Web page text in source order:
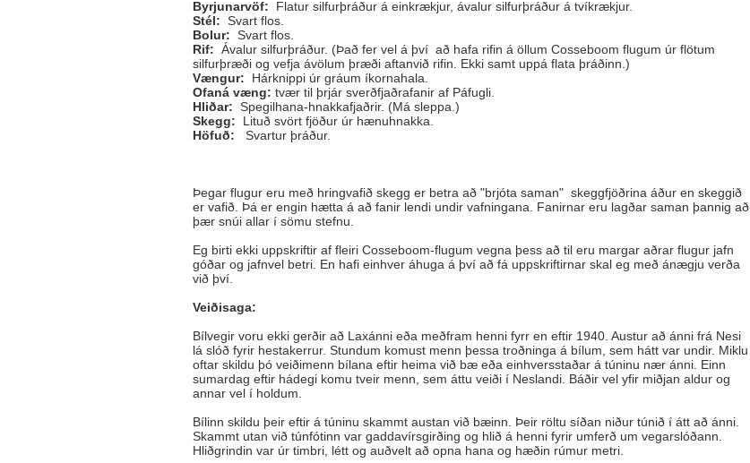
Byrjunarvöf: Flatur silfurþráður á einkrækjur, ávalur silfurþráður á tvíkrækjur.
Stél: Svart flos.
Bolur: Svart flos.
Rif: Ávalur silfurþráður. (Það fer vel á því að hafa rifin á öllum Cosseboom flugum úr flötum
silfurþræði og vefja ávölum þræði aftanvið rifin. Ekki samt uppá flata þráðinn.)
Vængur: Hárknippi úr gráum íkornahala.
Ofaná væng: tvær til þrjár sverðfjaðrafanir af Páfugli.
Hliðar: Spegilhana-hnakkafjaðrir. (Má sleppa.)
Skegg:
Lituð svört fjöður úr hænuhnakka.
Höfuð: Svartur þráður.
Þegar flugur eru með hringvafið skegg er betra að "brjóta saman" skeggfjöðrina áður en skeggið
er vafið. Þá er engin hætta á að fanir lendi undir vafningana. Fanirnar eru lagðar saman þannig að
þær snúi allar í sömu stefnu.
Eg birti ekki uppskriftir af fleiri Cosseboom-flugum vegna þess að til eru margar aðrar flugur jafn
góðar og jafnvel betri. En hafi einhver áhuga á því að fá uppskriftirnar skal eg með ánægju verða
við því.
Veiðisaga:
Bílvegir voru ekki gerðir að Laxánni eða meðfram henni fyrr en eftir 1940. Austur að ánni frá Nesi
lá slóð fyrir hestakerrur. Stundum komust menn þessa troðninga á bílum, sem hátt var undir. Miklu
oftar skildu þó veiðimenn bílana eftir heima við bæ eða einhversstaðar á túninu nær ánni. Einn
sumardag eftir hádegi komu tveir menn, sem áttu veiði í Neslandi. Báðir vel yfir miðjan aldur og
annar vel í holdum.
Bílinn skildu þeir eftir á túninu skammt austan við bæinn. Þeir röltu síðan niður túnið í átt að ánni.
Skammt utan við túnfótinn var gaddavírsgirðing og hlið á henni fyrir umferð um vegarslóðann.
Hliðgrindin var úr timbri, létt og auðvelt að opna hana og hæðin rúmur metri.